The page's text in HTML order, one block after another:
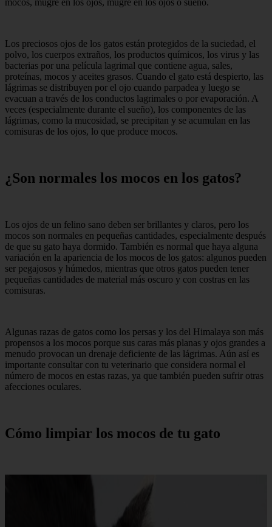
mocos, mugre en los ojos, mugre en los ojos o sueño.
Los preciosos ojos de los gatos están protegidos de la suciedad, el
polvo, los cuerpos extraños, los productos químicos, los virus y las
bacterias por una película lagrimal que contiene agua, sales,
proteínas, mocos y aceites grasos. Cuando el gato está despierto, las
lágrimas se distribuyen por el ojo cuando parpadea y luego se
evacuan a través de los conductos lagrimales o por evaporación. A
veces (especialmente durante el sueño), los componentes de las
lágrimas, como la mucosidad, se precipitan y se acumulan en las
comisuras de los ojos, lo que produce mocos.
¿Son normales los mocos en los gatos?
Los ojos de un felino sano deben ser brillantes y claros, pero los
mocos son normales en pequeñas cantidades, especialmente después
de que su gato haya dormido. También es normal que haya alguna
variación en la apariencia de los mocos de los gatos: algunos pueden
ser pegajosos y húmedos, mientras que otros gatos pueden tener
pequeñas cantidades de material más oscuro y con costras en las
comisuras.
Algunas razas de gatos como los persas y los del Himalaya son más
propensos a los mocos porque sus caras más planas y ojos grandes a
menudo provocan un drenaje deficiente de las lágrimas. Aún así es
importante consultar con tu veterinario que considera normal el
número de mocos en estas razas, ya que también pueden sufrir otras
afecciones oculares.
Cómo limpiar los mocos de tu gato